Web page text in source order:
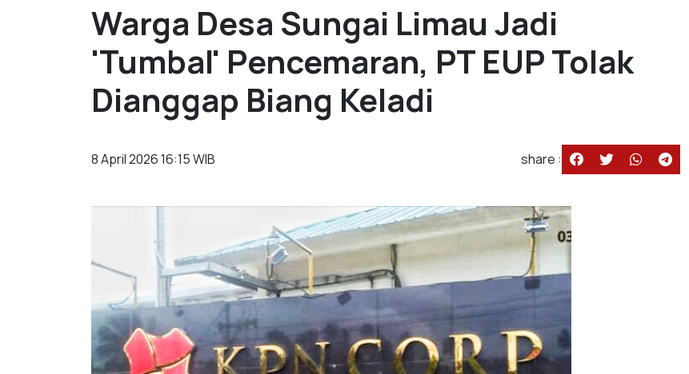
Warga Desa Sungai Limau Jadi
'Tumbal' Pencemaran, PT EUP Tolak
Dianggap Biang Keladi
8 April 2026 16:15 WIB share :